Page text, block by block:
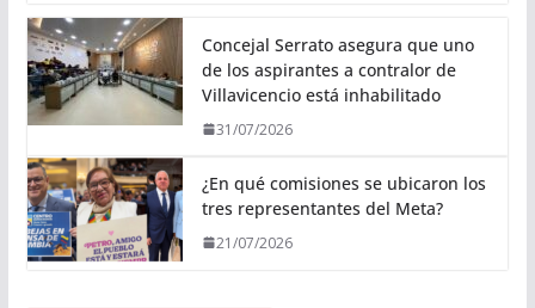
Concejal Serrato asegura que uno
de los aspirantes a contralor de
Villavicencio está inhabilitado
31/07/2026
¿En qué comisiones se ubicaron los
tres representantes del Meta?
21/07/2026